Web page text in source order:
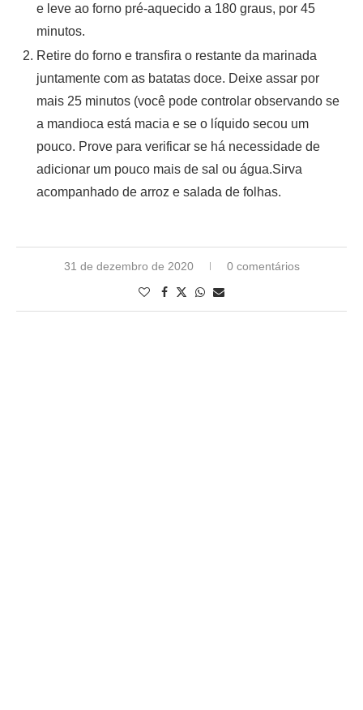
e leve ao forno pré-aquecido a 180 graus, por 45
minutos.
Retire do forno e transfira o restante da marinada
juntamente com as batatas doce. Deixe assar por
mais 25 minutos (você pode controlar observando se
a mandioca está macia e se o líquido secou um
pouco. Prove para verificar se há necessidade de
adicionar um pouco mais de sal ou água.Sirva
acompanhado de arroz e salada de folhas.
31 de dezembro de 2020 0 comentários